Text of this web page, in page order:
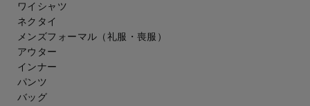
ワイシャツ
ネクタイ
メンズフォーマル （礼服・喪服）
アウター
インナー
パンツ
バッグ